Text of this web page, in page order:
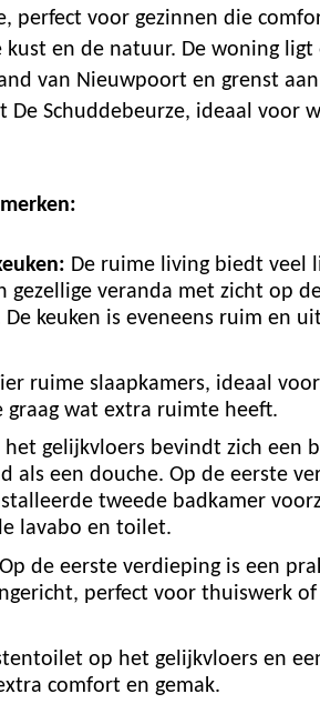
perfect voor gezinnen die
en de natuur. De woning ligt
van Nieuwpoort en grenst
De Schuddebeurze, ideaal voor
De ruime living biedt veel
gezellige veranda met zicht op
keuken is eveneens ruim en
ruime slaapkamers, ideaal
graag wat extra ruimte heeft.
het gelijkvloers bevindt zich een
als een douche. Op de eerste
tweede badkamer
lavabo en toilet.
Op de eerste verdieping is een
perfect voor thuiswerk of
op het gelijkvloers en
comfort en gemak.